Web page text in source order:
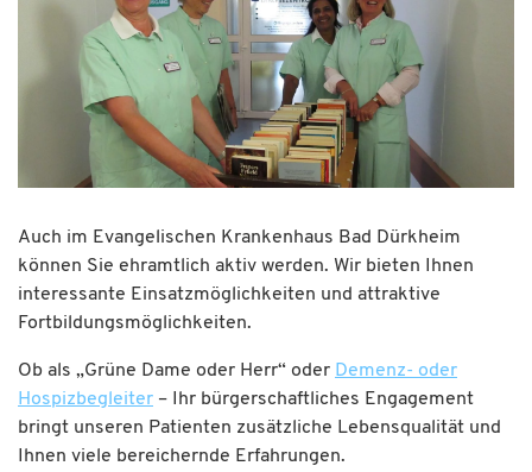
Auch im Evangelischen Krankenhaus Bad Dürkheim
können Sie ehramtlich aktiv werden. Wir bieten Ihnen
interessante Einsatzmöglichkeiten und attraktive
Fortbildungsmöglichkeiten.
Ob als „Grüne Dame oder Herr“ oder Demenz- oder
Hospizbegleiter – Ihr bürgerschaftliches Engagement
bringt unseren Patienten zusätzliche Lebensqualität und
Ihnen viele bereichernde Erfahrungen.